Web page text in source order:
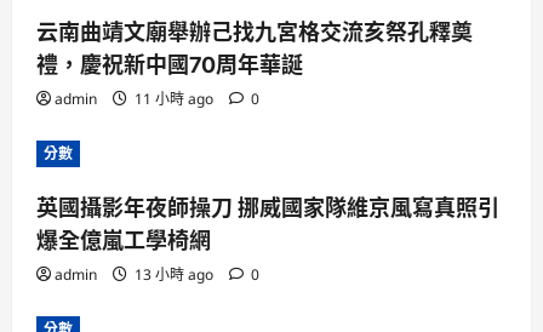
云南曲靖文廟舉辦己找九宮格交流亥祭孔釋奠
禮，慶祝新中國70周年華誕
admin 11 小時 ago 0
分數
英國攝影年夜師操刀 挪威國家隊維京風寫真照引
爆全億嵐工學椅網
admin 13 小時 ago 0